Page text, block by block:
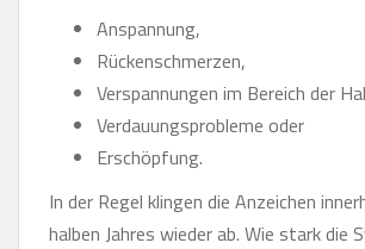
Anspannung,
Rückenschmerzen,
Verspannungen im Bereich der
Verdauungsprobleme oder
Erschöpfung.
In der Regel klingen die Anzeichen
halben Jahres wieder ab. Wie stark die